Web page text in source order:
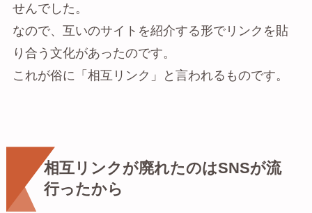
せんでした。
なので、互いのサイトを紹介する形でリンクを貼
り合う文化があったのです。
これが俗に「相互リンク」と言われるものです。
相互リンクが廃れたのはSNSが流
行ったから